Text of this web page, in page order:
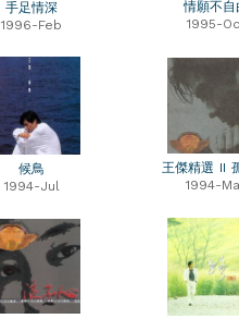
手足情深
1996-Feb
情願不自
1995-
候鳥
1994-Jul
王傑精選 II
1994-